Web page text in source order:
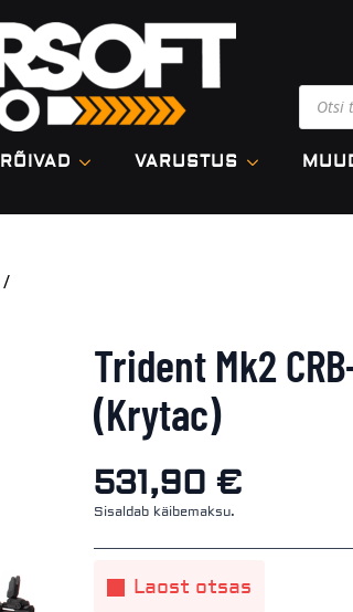
search
RÕIVAD VARUSTUS
Trident Mk2
(Krytac)
531,90 €
Sisaldab käibemaksu.
Laost otsas